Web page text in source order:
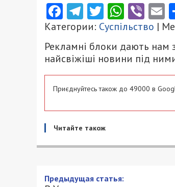
Facebook
Telegram
Twitter
Категории: Суспільство |
Рекламні блоки дають нам
найсвіжіші новини під
Приєднуйтесь також до 49000 в
Читайте також
В Украине за